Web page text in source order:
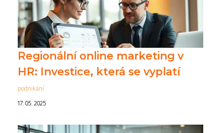
Regionální online marketing v
HR: Investice, která se vyplatí
podnikání
17. 05. 2025